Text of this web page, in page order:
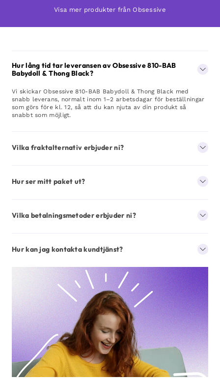
Visa mer produkter från Obsessive
Hur lång tid tar leveransen av Obsessive 810-BAB
Babydoll & Thong Black?
Vi skickar Obsessive 810-BAB Babydoll & Thong Black med
snabb leverans, normalt inom 1–2 arbetsdagar för beställningar
som görs före kl. 12, så att du kan njuta av din produkt så
snabbt som möjligt.
Vilka fraktalternativ erbjuder ni?
Hur ser mitt paket ut?
Vilka betalningsmetoder erbjuder ni?
Hur kan jag kontakta kundtjänst?